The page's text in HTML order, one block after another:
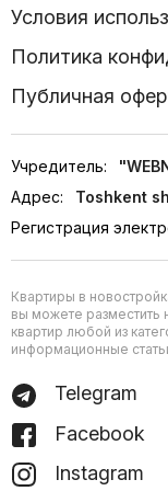
Условия
Политика
Публичная
Учредитель:
Адрес:
Toshkent
Регистрация
Квартиры в
вы можете разместить
квартир любой из
информационные
Telegram
Facebook
Instagram